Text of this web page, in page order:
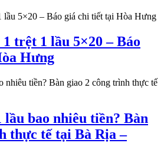
trệt 1 lầu 5×20 – Báo
Hưng
bao nhiêu tiền? Bàn
thực tế tại Bà Rịa –